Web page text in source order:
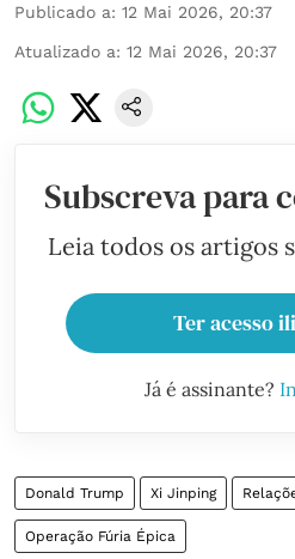
Publicado a: 12 Mai 2026, 20:37
Atualizado a: 12 Mai 2026, 20:37
Subscreva para
Leia todos os artigos
Ter acesso
Já é assinante?
Donald Trump Xi Jinping
Operação Fúria Épica